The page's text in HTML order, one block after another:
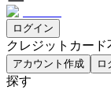
ログイン
クレジットカード
アカウント作成 ロ
探す